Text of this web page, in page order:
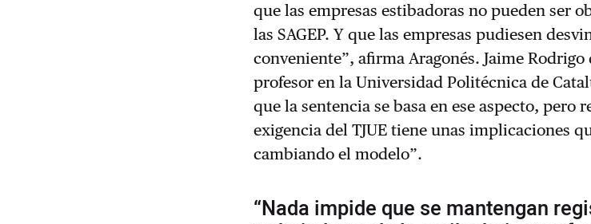
que las empresas estibadoras no pueden ser
las SAGEP. Y que las empresas pudiesen
conveniente”, afirma Aragonés. Jaime
profesor en la Universidad Politécnica de
que la sentencia se basa en ese aspecto, pero
exigencia del TJUE tiene unas implicaciones
cambiando el modelo”.
“Nada impide que se mantengan